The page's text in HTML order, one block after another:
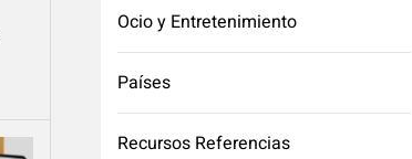
Ocio y Entretenimiento
Países
Recursos Referencias